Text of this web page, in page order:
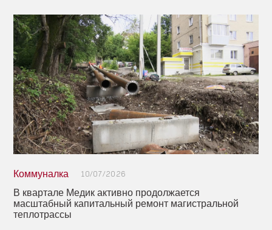
Коммуналка 10/07/2026
В квартале Медик активно продолжается
масштабный капитальный ремонт магистральной
теплотрассы